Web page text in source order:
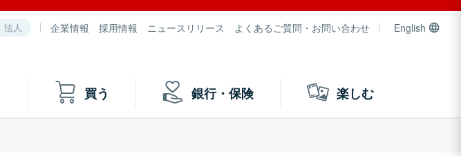
法人 企業情報 採用情報 ニュースリリース よくあるご質問・お問い合わせ English
買う 銀行・保険 楽しむ